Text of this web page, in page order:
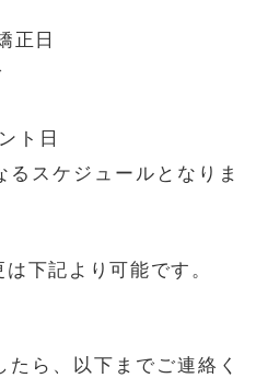
正日
ト日
るスケジュールとなりま
下記より可能です。
ら、以下までご連絡く